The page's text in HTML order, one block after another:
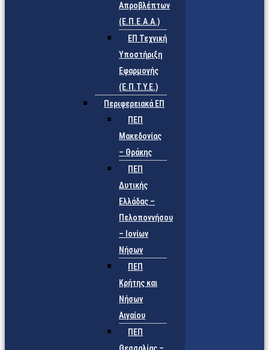
Απροβλέπτων
(Ε.Π.Ε.Α.Α.)
ΕΠ Τεχνική
Υποστήριξη
Εφαρμογής
(Ε.Π.Τ.Υ.Ε.)
Περιφερειακά ΕΠ
ΠΕΠ
Μακεδονίας
– Θράκης
ΠΕΠ
Δυτικής
Ελλάδας –
Πελοποννήσου
– Ιονίων
Νήσων
ΠΕΠ
Κρήτης και
Νήσων
Αιγαίου
ΠΕΠ